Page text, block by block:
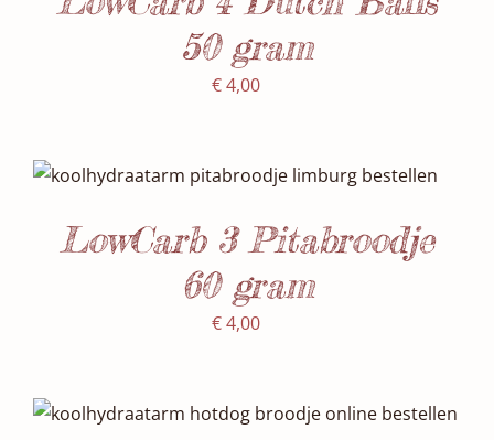
50 gram
€4,00
SELECTEER DATUM(S) /
DETAILS
LowCarb 3 Pitabroodje
60 gram
€4,00
Waardering
5.00uit 5
SELECTEER DATUM(S)
/